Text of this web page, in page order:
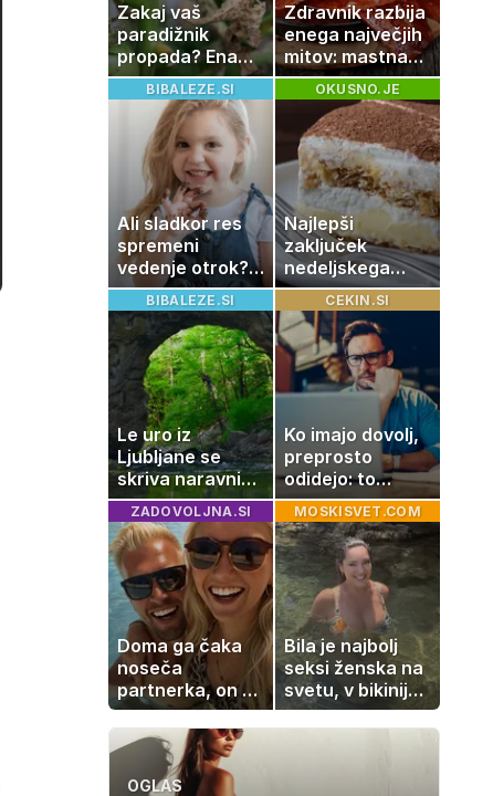
Zakaj vaš
paradižnik
propada? Ena
napaka lahko
uniči rastline –
tako jih rešite
Zdravnik razbija
enega največjih
mitov: mastna
jetra ne
nastanejo
zaradi slanine,
temveč zaradi
živila, ki ga
imamo vsi radi
BIBALEZE.SI
Ali sladkor res
spremeni
vedenje otrok?
Znanost ponuja
presenetljiv
odgovor
OKUSNO.JE
Najlepši
zaključek
nedeljskega
kosila: 8 sladic
brez peke, ki se
jih vsi veselijo
BIBALEZE.SI
Le uro iz
Ljubljane se
skriva naravni
čudež, ki je kot
ustvarjen za
družinski izlet
CEKIN.SI
Ko imajo dovolj,
preprosto
odidejo: to
znamenje
najpogosteje da
odpoved
ZADOVOLJNA.SI
Doma ga čaka
noseča
partnerka, on pa
dopustuje z
drugo
MOSKISVET.COM
Bila je najbolj
seksi ženska na
svetu, v bikiniju
znova navdušila
OGLAS